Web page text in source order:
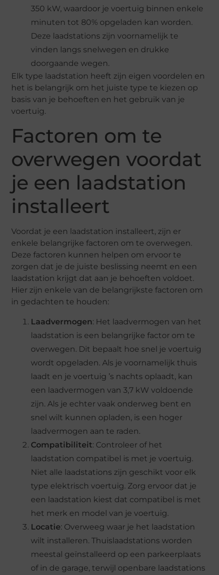
350 kW, waardoor je voertuig binnen enkele
minuten tot 80% opgeladen kan worden.
Deze laadstations zijn voornamelijk te
vinden langs snelwegen en drukke
doorgaande wegen.
Elk type laadstation heeft zijn eigen voordelen en
het is belangrijk om het juiste type te kiezen op
basis van je behoeften en het gebruik van je
voertuig.
Factoren om te
overwegen voordat
je een laadstation
installeert
Voordat je een laadstation installeert, zijn er
enkele belangrijke factoren om te overwegen.
Deze factoren kunnen helpen om ervoor te
zorgen dat je de juiste beslissing neemt en een
laadstation krijgt dat aan je behoeften voldoet.
Hier zijn enkele van de belangrijkste factoren om
in gedachten te houden:
Laadvermogen: Het laadvermogen van het
laadstation is een belangrijke factor om te
overwegen. Dit bepaalt hoe snel je voertuig
wordt opgeladen. Als je voornamelijk thuis
laadt en je voertuig ’s nachts oplaadt, kan
een laadvermogen van 3,7 kW voldoende
zijn. Als je echter vaak onderweg bent en
snel wilt kunnen opladen, is een hoger
laadvermogen aan te raden.
Compatibiliteit: Controleer of het
laadstation compatibel is met je voertuig.
Niet alle laadstations zijn geschikt voor elk
type elektrisch voertuig. Zorg ervoor dat je
een laadstation kiest dat compatibel is met
het merk en model van je voertuig.
Locatie: Overweeg waar je het laadstation
wilt installeren. Thuislaadstations worden
meestal geïnstalleerd op een parkeerplaats
of in de garage, terwijl openbare laadstations